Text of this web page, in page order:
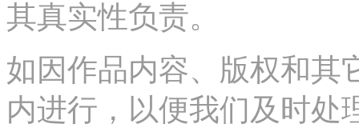
其真实性负责。
如因作品内容、版权和其
内进行，以便我们及时处